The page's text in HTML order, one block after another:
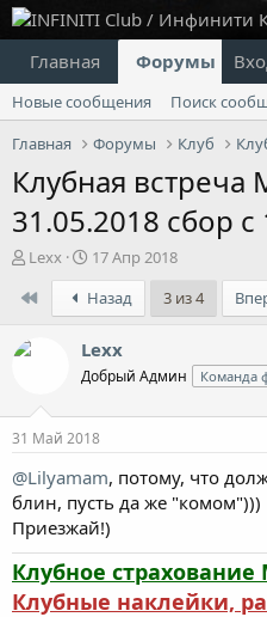
Главная Форумы
Новые сообщения
Поиск
Главная
Форумы Клуб
Клубная встреча
31.05.2018 сбор с
А
т
р
т
ы
Lexx
Д
а
т
а
н
а
ч
л
а
17 Апр 2018
Назад 3 из 4
Lexx
Добрый Админ Команда
31 Май 2018
@Lilyamam, потому, что
блин, пусть да же "комом")))
Приезжай!)
Клубное
Клубные наклейки,